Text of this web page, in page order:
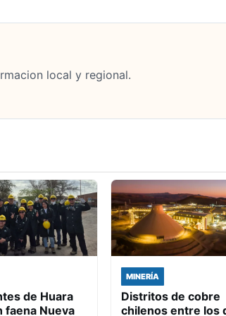
local y regional.
de Huara
faena Nueva
MINERÍA
Distritos de cobre
chilenos entre los